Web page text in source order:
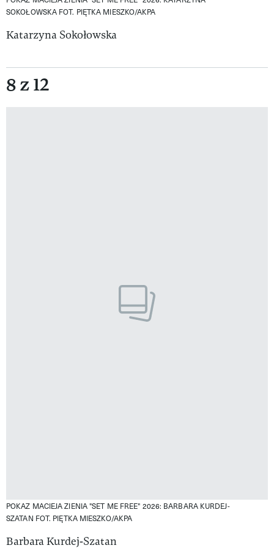
SOKOŁOWSKA FOT. PIĘTKA MIESZKO/AKPA
Katarzyna Sokołowska
8 z 12
POKAZ MACIEJA ZIENIA "SET ME FREE" 2026: BARBARA KURDEJ-
SZATAN FOT. PIĘTKA MIESZKO/AKPA
Barbara Kurdej-Szatan